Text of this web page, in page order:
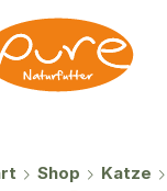
Shop Katze